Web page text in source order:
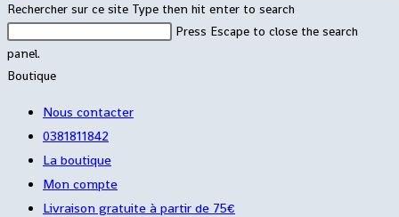
Rechercher sur ce site Type then hit enter to search
Press Escape to close the search
panel.
Boutique
Nous contacter
0381811842
La boutique
Mon compte
Livraison gratuite à partir de 75€